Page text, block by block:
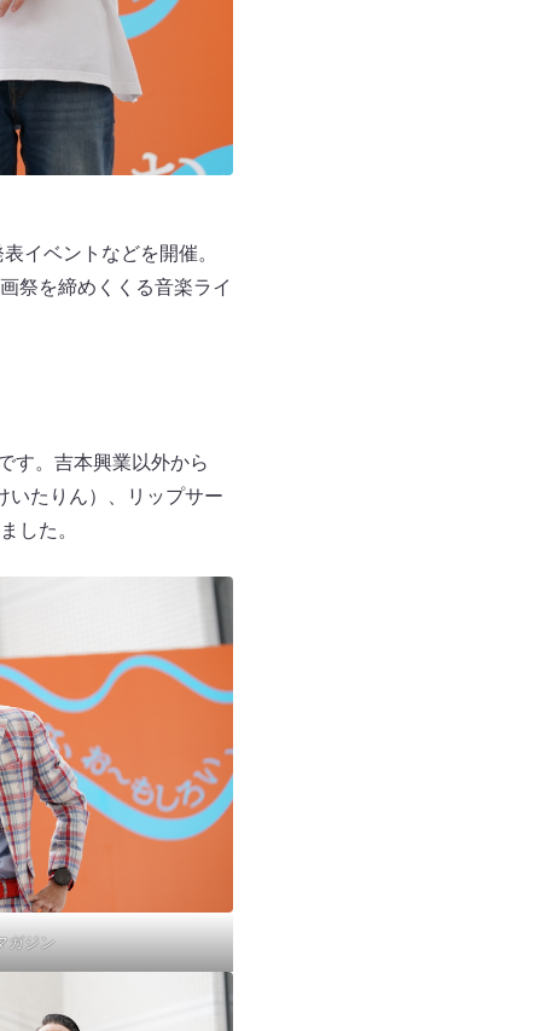
イベントなどを開催。
祭を締めくくる音楽ライ
す。吉本興業以外から
いたりん）、リップサー
した。
ガジン